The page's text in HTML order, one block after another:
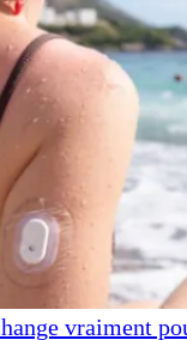
vraiment